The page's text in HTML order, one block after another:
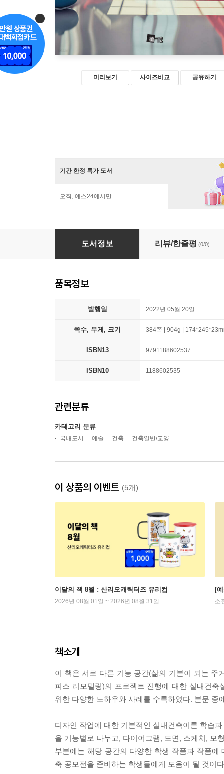
미리보기 사이즈비교 공유하기
기간 한정 특가 도서
오직, 예스24에서만
실내건축디자인 프로세스 A to Z
도서정보 리뷰/한줄평 (0/0)
품목정보
발행일 2022년 05월 20일
쪽수, 무게, 크기 384쪽 | 904g |
ISBN13 9791188602537
ISBN10 1188602535
관련분류
카테고리 분류
국내도서 예술 건축 건축일반/교양
이 상품의 이벤트 (5개)
이달의 책 8월 : 산리오캐릭터즈 유리컵
2026년 08월 01일 ~ 2026년 08월 31일
[
소
책소개
이 책은 서로 다른 기능 공간(삶의 기본이 되는 주
피스 리모델링)의 프로젝트 진행에 대한 실내건
위한 다양한 노하우와 사례를 수록하였다. 본문
디자인 작업에 대한 기본적인 실내건축이론 학습
을 기능별로 나누고, 다이어그램, 도면, 스케치, 모
부분에는 해당 공간의 다양한 학생 작품과 작품
축 공모전을 준비하는 학생들에게 도움이 될 것이